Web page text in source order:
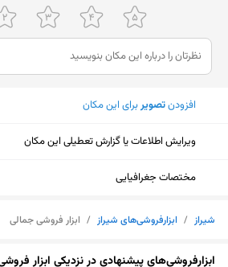
سه‌شنبه
چهارشنبه
پنجشنبه
جمعه
شنبه
افزودنتصویربرای این مکان
ویرایش اطلاعات یا گزارش تعطیلی این مکان
مختصات جغرافیایی
شیراز / ابزارفروشی‌های شیراز / ابزار فروشی جمالی
ابزارفروشی‌های پیشنهادی در نزدیکی ابزار